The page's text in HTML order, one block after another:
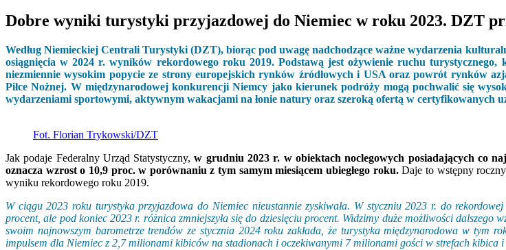
Dobre wyniki turystyki przyjazdowej do Niemiec w roku 2023. DZT
Według Niemieckiej Centrali Turystyki (DZT), biorąc pod uwagę nadchodzące ważne wydarzenia
osiągnięcia w 2024 r. wyników rekordowego roku 2019. Podstawą jest ożywienie ruchu
niezmiennie wysokim popycie ze strony europejskich rynków źródłowych i USA oraz powrót rynków
Piłce Nożnej. W międzynarodowej konkurencji Niemcy jako kierunek podróży mogą pochwalić się
wydarzeniami sportowymi, aktywnym wakacjami na łonie natury oraz szeroką ofertą w certyfikowanych
Fot. Florian Trykowski/DZT
Jak podaje Federalny Urząd Statystyczny,w grudniu 2023 r. w obiektach noclegowych posiadających co
oznacza wzrost o 10,9 proc. w porównaniu z tym samym miesiącem ubiegłego roku.Daje to wstępny
wyniku rekordowego roku 2019.
W ciągu 2023 roku turystyka przyjazdowa do Niemiec nieustannie zyskiwała. W styczniu 2023 r. do
procent, ale pod koniec 2023 r. różnica zmniejszyła się do dziesięciu procent. Widzimy duże możliwości
swoim najnowszym barometrze trendów ze stycznia 2024 roku zakłada, że ​​turystyka międzynarodowa w tym
impulsem dla Niemiec z 2,7 milionami kibiców na stadionach i oczekiwanymi 7 milionami gości w strefach kibica